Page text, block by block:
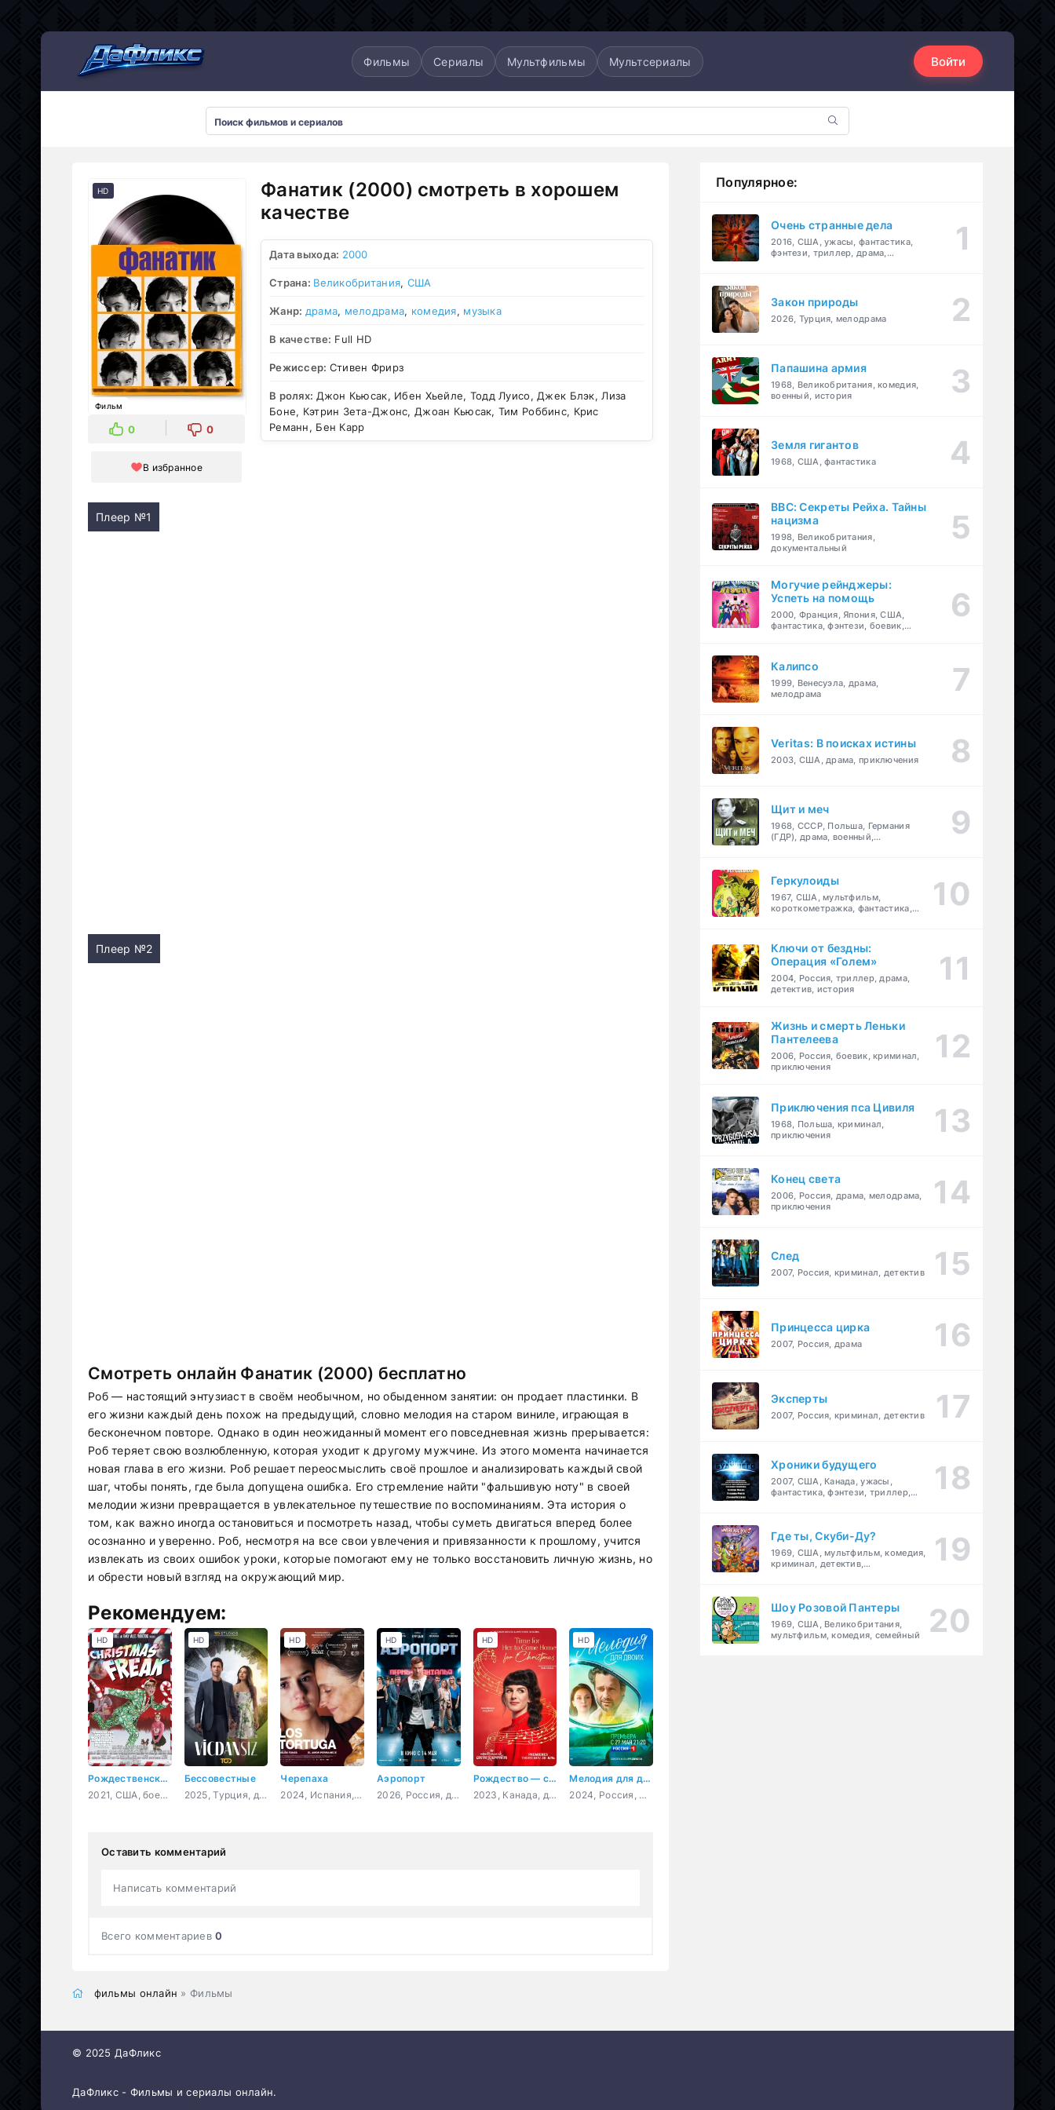
Фильмы Сериалы Мультфильмы Мультсериалы Войти
HD
Фильм
0 0
В избранное
Фанатик (2000) смотреть в хорошем
качестве
Дата выхода: 2000
Страна: Великобритания, США
Жанр: драма, мелодрама, комедия, музыка
В качестве: Full HD
Режиссер: Стивен Фрирз
В ролях: Джон Кьюсак, Ибен Хьейле, Тодд Луисо, Джек Блэк, Лиза
Боне, Кэтрин Зета-Джонс, Джоан Кьюсак, Тим Роббинс, Крис
Реманн, Бен Карр
Плеер №1
Плеер №2
Смотреть онлайн Фанатик (2000) бесплатно
Роб — настоящий энтузиаст в своём необычном, но обыденном занятии: он продает пластинки. В
его жизни каждый день похож на предыдущий, словно мелодия на старом виниле, играющая в
бесконечном повторе. Однако в один неожиданный момент его повседневная жизнь прерывается:
Роб теряет свою возлюбленную, которая уходит к другому мужчине. Из этого момента начинается
новая глава в его жизни. Роб решает переосмыслить своё прошлое и анализировать каждый свой
шаг, чтобы понять, где была допущена ошибка. Его стремление найти "фальшивую ноту" в своей
мелодии жизни превращается в увлекательное путешествие по воспоминаниям. Эта история о
том, как важно иногда остановиться и посмотреть назад, чтобы суметь двигаться вперед более
осознанно и уверенно. Роб, несмотря на все свои увлечения и привязанности к прошлому, учится
извлекать из своих ошибок уроки, которые помогают ему не только восстановить личную жизнь, но
и обрести новый взгляд на окружающий мир.
Рекомендуем:
Рождественский чудак
2021, США, боевик, комедия
HD
Бессовестные
2025, Турция, драма
HD
Черепаха
2024, Испания, Чили, драма
HD
Аэропорт
2026, Россия, детектив, триллер
HD
Рождество — самое время вернуться домой
2023, Канада, драма, мелодрама
HD
Мелодия для двоих
2024, Россия, мелодрама
HD
Оставить комментарий
Написать комментарий
Всего комментариев0
фильмы онлайн » Фильмы
Популярное:
Очень странные дела
2016, США, ужасы, фантастика,
фэнтези, триллер, драма,
Закон природы
2026, Турция, мелодрама
Папашина армия
1968, Великобритания, комедия,
военный, история
Земля гигантов
1968, США, фантастика
BBC: Секреты Рейха. Тайны
нацизма
1998, Великобритания,
документальный
Могучие рейнджеры:
Успеть на помощь
2000, Франция, Япония, США,
фантастика, фэнтези, боевик,
Калипсо
1999, Венесуэла, драма,
мелодрама
Veritas: В поисках истины
2003, США, драма, приключения
Щит и меч
1968, СССР, Польша, Германия
(ГДР), драма, военный,
Геркулоиды
1967, США, мультфильм,
короткометражка, фантастика,
Ключи от бездны:
Операция «Голем»
2004, Россия, триллер, драма,
детектив, история
Жизнь и смерть Леньки
Пантелеева
2006, Россия, боевик, криминал,
приключения
Приключения пса Цивиля
1968, Польша, криминал,
приключения
Конец света
2006, Россия, драма, мелодрама,
приключения
След
2007, Россия, криминал, детектив
Принцесса цирка
2007, Россия, драма
Эксперты
2007, Россия, криминал, детектив
Хроники будущего
2007, США, Канада, ужасы,
фантастика, фэнтези, триллер,
Где ты, Скуби-Ду?
1969, США, мультфильм, комедия,
криминал, детектив,
Шоу Розовой Пантеры
1969, США, Великобритания,
мультфильм, комедия, семейный
© 2025 ДаФликс
ДаФликс - Фильмы и сериалы онлайн.
Мультсериалы